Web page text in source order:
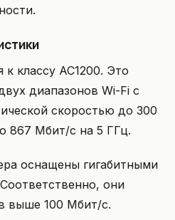
классу AC1200. Это
диапазонов Wi-Fi с
скоростью до 300
867 Мбит/с на 5 ГГц.
оснащены гигабитными
они
выше 100 Мбит/с.